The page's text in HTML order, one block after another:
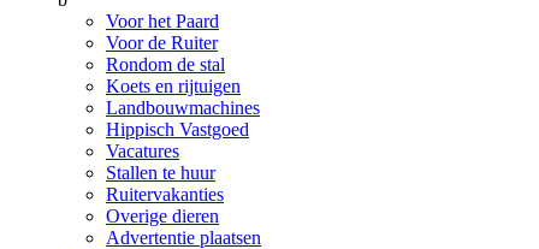
Voor het Paard
Voor de Ruiter
Rondom de stal
Koets en rijtuigen
Landbouwmachines
Hippisch Vastgoed
Vacatures
Stallen te huur
Ruitervakanties
Overige dieren
Advertentie plaatsen